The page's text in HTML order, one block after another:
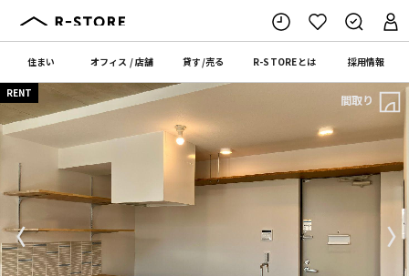
住まい オフィス /店舗 貸す/売る R-STOREとは 採用情報
〈 〉
RENT 間取り